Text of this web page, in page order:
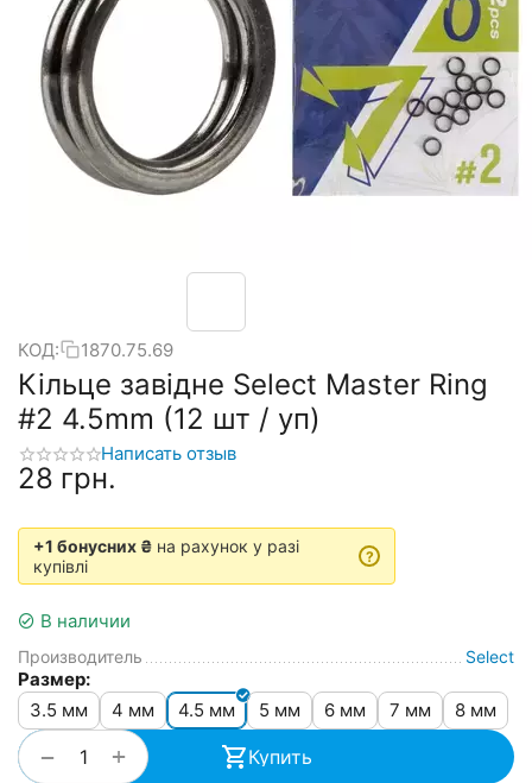
КОД: 1870.75.69
Кільце завідне Select Master Ring
#2 4.5mm (12 шт / уп)
Написать отзыв
‍28‍ грн.
+1 бонусних ₴ на рахунок у разі
купівлі
?
В наличии
Производитель Select
Размер:
3.5 мм
4 мм 4.5 мм 5 мм 6 мм 7 мм 8 мм
+
− Купить